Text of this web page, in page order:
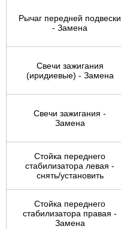
Рычаг передней подвески
- Замена
Свечи зажигания
(иридиевые) - Замена
Свечи зажигания -
Замена
Стойка переднего
стабилизатора левая -
снять/установить
Стойка переднего
стабилизатора правая -
Замена